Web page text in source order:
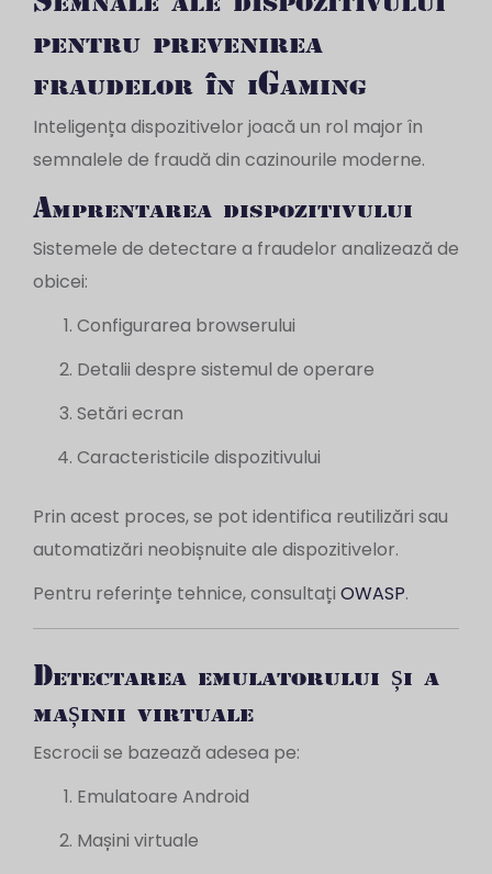
pentru prevenirea
fraudelor în iGaming
Inteligența dispozitivelor joacă un rol major în
semnalele de fraudă din cazinourile moderne.
Amprentarea dispozitivului
Sistemele de detectare a fraudelor analizează de
obicei:
Configurarea browserului
Detalii despre sistemul de operare
Setări ecran
Caracteristicile dispozitivului
Prin acest proces, se pot identifica reutilizări sau
automatizări neobișnuite ale dispozitivelor.
Pentru referințe tehnice, consultați OWASP.
Detectarea emulatorului și a
mașinii virtuale
Escrocii se bazează adesea pe:
Emulatoare Android
Mașini virtuale